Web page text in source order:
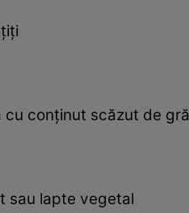
conținut scăzut de
sau lapte vegetal